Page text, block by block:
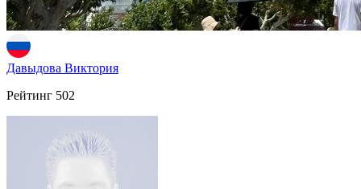
Давыдова Виктория
Рейтинг 502